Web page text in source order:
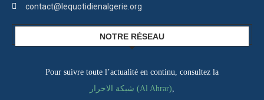
contact@lequotidienalgerie.org
NOTRE RÉSEAU
Pour suivre toute l’actualité en continu, consultez la
شبكة الاحرار (Al Ahrar),